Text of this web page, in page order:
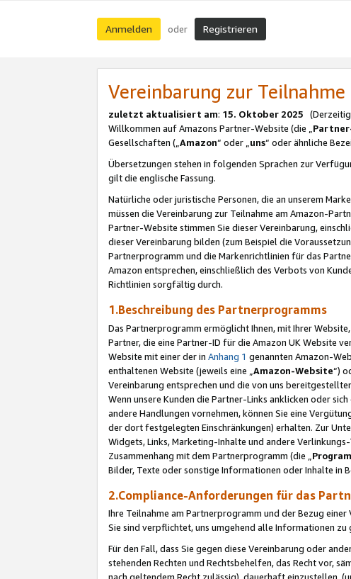
Anmelden oder Registrieren
Vereinbarung zur
zuletzt aktualisiert am: 15. Oktober 2025
Willkommen auf Amazons Partner-Website (die „
Gesellschaften („Amazon“ oder „uns“ oder ähnliche
Übersetzungen stehen in folgenden Sprachen zur
gilt die englische Fassung.
Natürliche oder juristische Personen, die an unserem
müssen die Vereinbarung zur Teilnahme am Amazon-
Partner-Website stimmen Sie dieser Vereinbarung,
dieser Vereinbarung bilden (zum Beispiel die
Partnerprogramm und die Markenrichtlinien für das
Amazon entsprechen, einschließlich des Verbots von
Richtlinien sorgfältig durch.
1.Beschreibung des Partnerprogramms
Das Partnerprogramm ermöglicht Ihnen, mit Ihrer
Partner, die eine Partner-ID für die Amazon UK Website
Website mit einer der in Anhang 1 genannten Amazon-
enthaltenen Website (jeweils eine „ Amazon-Website“)
Vereinbarung entsprechen und die von uns
Wenn unsere Kunden die Partner-Links anklicken oder
andere Handlungen vornehmen, können Sie eine
der dort festgelegten Einschränkungen) erhalten. Zur
Widgets, Links, Marketing-Inhalte und andere
Zusammenhang mit dem Partnerprogramm (die „
Bilder, Texte oder sonstige Informationen oder Inhalte in
2.Compliance-Anforderungen für das
Ihre Teilnahme am Partnerprogramm und der Bezug
Sie sind verpflichtet, uns umgehend alle Informationen
Für den Fall, dass Sie gegen diese Vereinbarung oder
stehenden Rechten und Rechtsbehelfen, das Recht vor,
nach geltendem Recht zulässig) dauerhaft einzustellen